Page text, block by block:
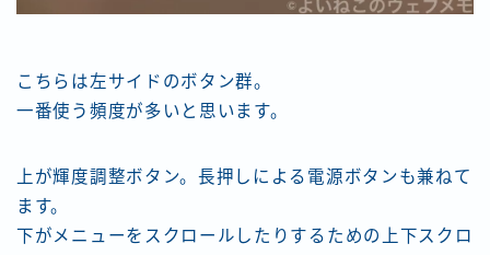
こちらは左サイドのボタン群。
一番使う頻度が多いと思います。
上が輝度調整ボタン。長押しによる電源ボタンも兼ねて
ます。
下がメニューをスクロールしたりするための上下スクロ